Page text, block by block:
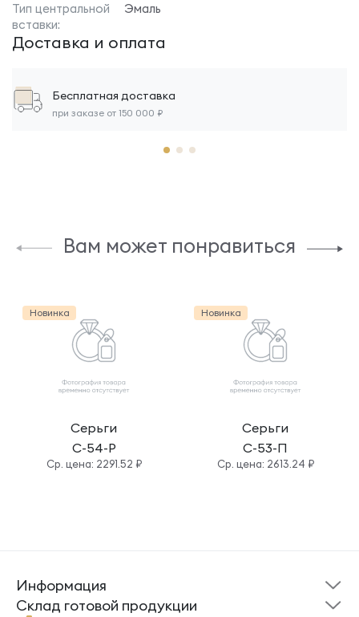
Тип центральной
вставки:
Эмаль
Доставка и оплата
Бесплатная доставка
при заказе от 150 000 ₽
Вам может понравиться
Новинка
Серьги
С-54-Р
Cр. цена: 2291.52 ₽
Новинка
Серьги
С-53-П
Cр. цена: 2613.24 ₽
Информация
Склад готовой
продукции
Помощь
Cклад готовой продукции
Кресты Ложки